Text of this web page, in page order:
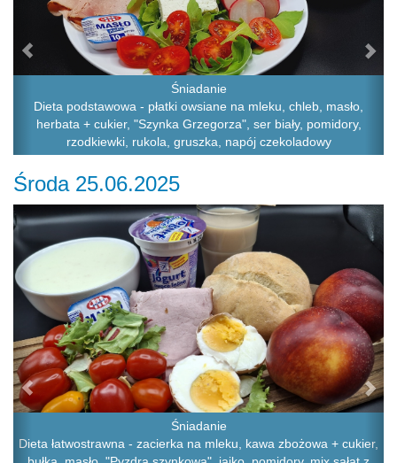
Śniadanie
Dieta podstawowa - płatki owsiane na mleku, chleb, masło,
herbata + cukier, "Szynka Grzegorza", ser biały, pomidory,
rzodkiewki, rukola, gruszka, napój czekoladowy
Środa 25.06.2025
Śniadanie
Dieta łatwostrawna - zacierka na mleku, kawa zbożowa + cukier,
Previous